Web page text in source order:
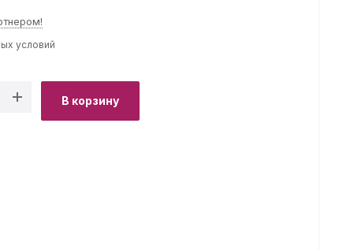
условий
В корзину